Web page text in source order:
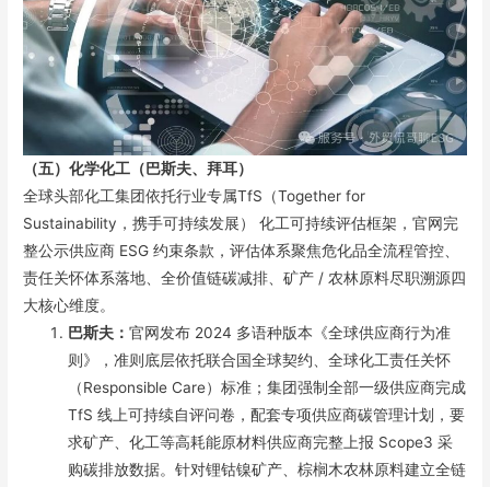
（五）化学化工（ 巴斯夫、拜耳）
全球头部化工集团依托行业专属TfS（Together for
Sustainability，携手可持续发展） 化工可持续评估框架，官网完
整公示供应商 ESG 约束条款，评估体系聚焦危化品全流程管控、
责任关怀体系落地、全价值链碳减排、矿产 / 农林原料尽职溯源四
大核心维度。
巴斯夫：官网发布 2024 多语种版本《全球供应商行为准
则》，准则底层依托联合国全球契约、全球化工责任关怀
（Responsible Care）标准；集团强制全部一级供应商完成
TfS 线上可持续自评问卷，配套专项供应商碳管理计划，要
求矿产、化工等高耗能原材料供应商完整上报 Scope3 采
购碳排放数据。针对锂钴镍矿产、棕榈木农林原料建立全链